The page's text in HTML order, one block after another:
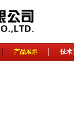
产品展示 技术